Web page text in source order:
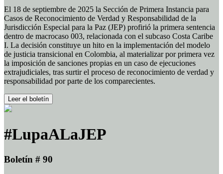
El 18 de septiembre de 2025 la Sección de Primera Instancia para
Casos de Reconocimiento de Verdad y Responsabilidad de la
Jurisdicción Especial para la Paz (JEP) profirió la primera sentencia
dentro de macrocaso 003, relacionada con el subcaso Costa Caribe
I. La decisión constituye un hito en la implementación del modelo
de justicia transicional en Colombia, al materializar por primera vez
la imposición de sanciones propias en un caso de ejecuciones
extrajudiciales, tras surtir el proceso de reconocimiento de verdad y
responsabilidad por parte de los comparecientes.
Leer el boletín
#LupaALaJEP
Boletín # 90